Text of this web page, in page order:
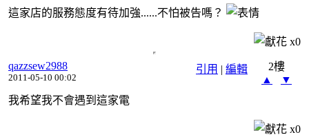
這家店的服務態度有待加強......不怕被告嗎？
x0
引用 | 編輯
qazzsew2988
2011-05-10 00:02
2樓
▲
▼
我希望我不會遇到這家電
x0